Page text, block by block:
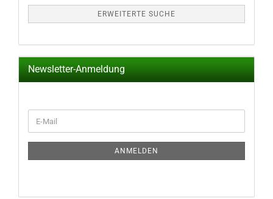
ERWEITERTE SUCHE
Newsletter-Anmeldung
ZUR
E-
Mail
ANMELDEN